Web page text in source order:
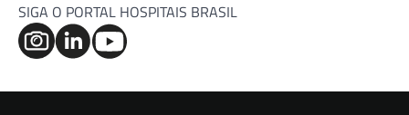
SIGA O PORTAL HOSPITAIS BRASIL